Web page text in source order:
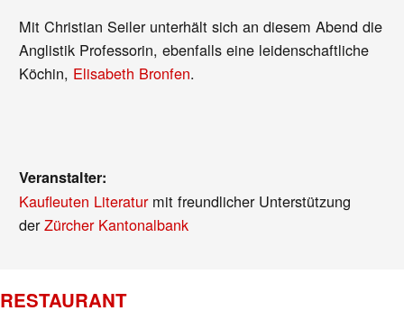
Mit Christian Seiler unterhält sich an diesem Abend die
Anglistik Professorin, ebenfalls eine leidenschaftliche
Köchin, Elisabeth Bronfen.
Veranstalter:
Kaufleuten Literaturmit freundlicher Unterstützung
derZürcher Kantonalbank
RESTAURANT